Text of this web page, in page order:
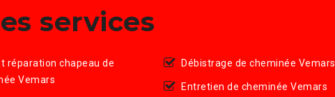
services
réparation chapeau de
Vemars
Débistrage de cheminée Vemars
Entretien de cheminée Vemars